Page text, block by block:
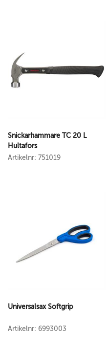
Snickarhammare TC 20 L
Hultafors
Artikelnr: 751019
Universalsax Softgrip
Artikelnr: 6993003